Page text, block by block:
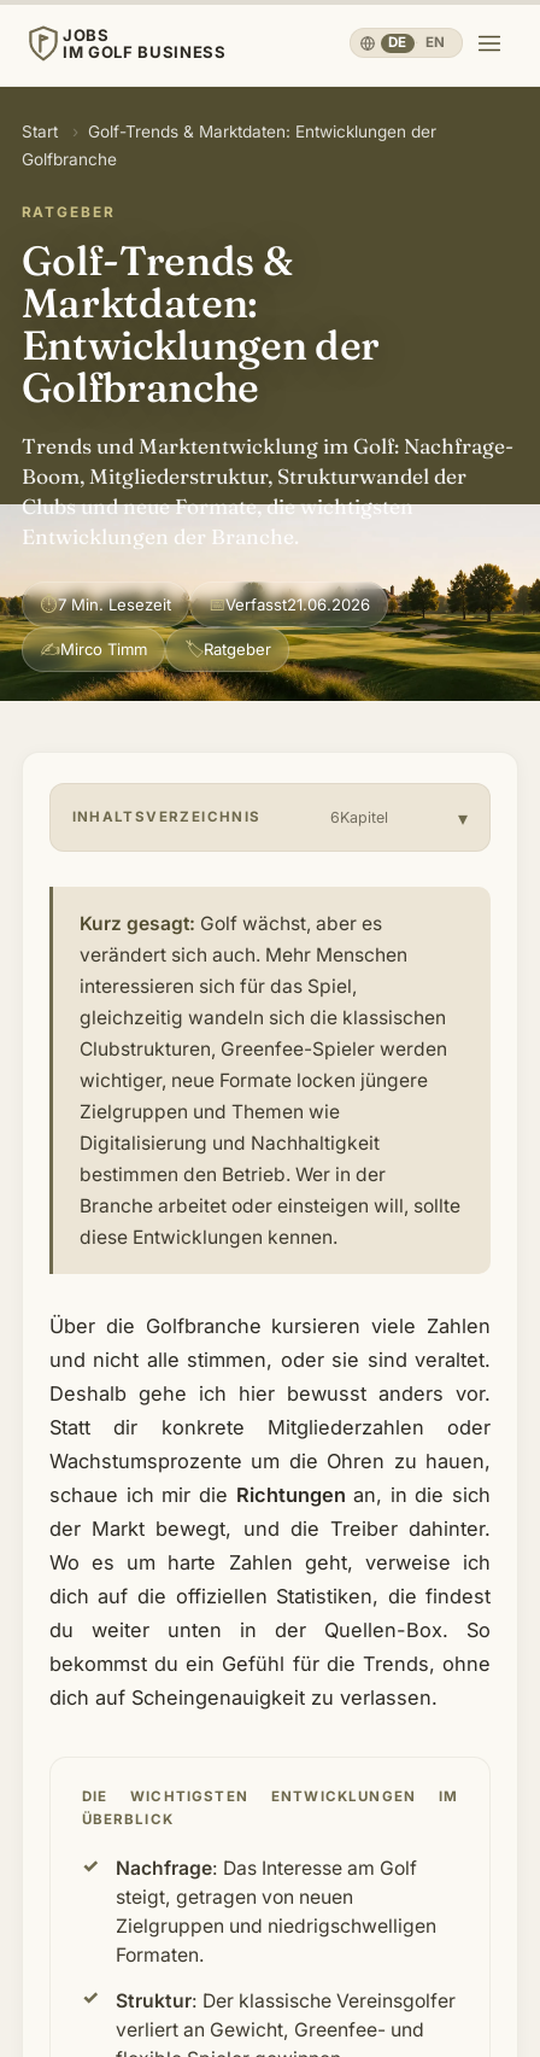
JOBS
IM GOLF BUSINESS
DE · EN
JOBS
IM GOLF BUSINESS
Start
Karriere & Menschen
Betrieb & Wirtschaft
Wissen ▾
▾
Artikel
Start › Golf-Trends & Marktdaten: Entwicklungen der
Golfbranche
RATGEBER
Golf-Trends &
Marktdaten:
Entwicklungen der
Golfbranche
Trends und Marktentwicklung im Golf: Nachfrage-
Boom, Mitgliederstruktur, Strukturwandel der
Clubs und neue Formate, die wichtigsten
Entwicklungen der Branche.
⏱7 Min. Lesezeit 📅Verfasst21.06.2026
✍Mirco Timm 🏷Ratgeber
INHALTSVERZEICHNIS 6Kapitel
Kurz gesagt: Golf wächst, aber es
verändert sich auch. Mehr Menschen
interessieren sich für das Spiel,
gleichzeitig wandeln sich die klassischen
Clubstrukturen, Greenfee-Spieler werden
wichtiger, neue Formate locken jüngere
Zielgruppen und Themen wie
Digitalisierung und Nachhaltigkeit
bestimmen den Betrieb. Wer in der
Branche arbeitet oder einsteigen will, sollte
diese Entwicklungen kennen.
Über die Golfbranche kursieren viele Zahlen
und nicht alle stimmen, oder sie sind veraltet.
Deshalb gehe ich hier bewusst anders vor.
Statt dir konkrete Mitgliederzahlen oder
Wachstumsprozente um die Ohren zu hauen,
schaue ich mir die Richtungen an, in die sich
der Markt bewegt, und die Treiber dahinter.
Wo es um harte Zahlen geht, verweise ich
dich auf die offiziellen Statistiken, die findest
du weiter unten in der Quellen-Box. So
bekommst du ein Gefühl für die Trends, ohne
dich auf Scheingenauigkeit zu verlassen.
DIE WICHTIGSTEN ENTWICKLUNGEN IM
ÜBERBLICK
Nachfrage: Das Interesse am Golf
steigt, getragen von neuen
Zielgruppen und niedrigschwelligen
Formaten.
Struktur: Der klassische Vereinsgolfer
verliert an Gewicht, Greenfee- und